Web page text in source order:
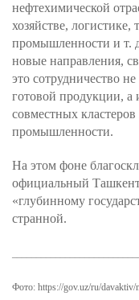
нефтехимической
хозяйстве,
промышленности и т.
новые направления,
это сотрудничество
готовой продукции, а
совместных
промышленности.
На этом фоне
официальный
«глубинному
странной.
Фото: https://gov.uz/ru/davaktiv/